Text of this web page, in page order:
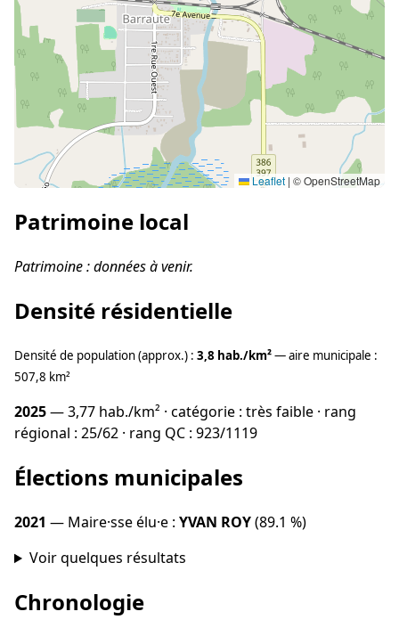
Leaflet | © OpenStreetMap
Patrimoine local
Patrimoine : données à venir.
Densité résidentielle
Densité de population (approx.) : 3,8 hab./km²— aire municipale :
507,8 km²
2025— 3,77 hab./km² · catégorie : très faible · rang
régional : 25/62 · rang QC : 923/1119
Élections municipales
2021 — Maire·sse élu·e : YVAN ROY(89.1 %)
Voir quelques résultats
Chronologie